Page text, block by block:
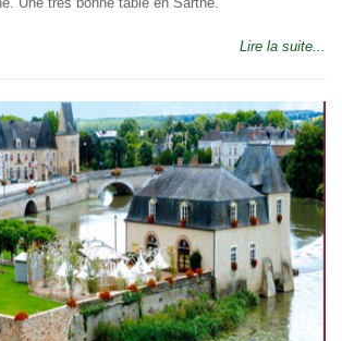
Lire la suite...